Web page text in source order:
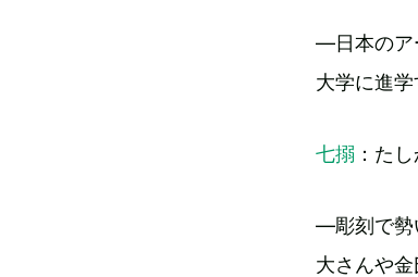
―日本のア
大学に進
七搦 ：た
―彫刻で勢
大さんや